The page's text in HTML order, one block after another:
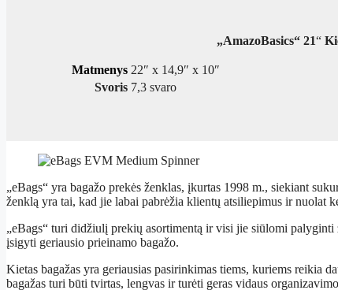
„AmazoBasics“ 21“
Matmenys 22″ x 14,9″ x 10″
Svoris 7,3 svaro
„eBags“ yra bagažo prekės ženklas, įkurtas 1998 m., siekiant
ženklą yra tai, kad jie labai pabrėžia klientų atsiliepimus ir nuolat
„eBags“ turi didžiulį prekių asortimentą ir visi jie siūlomi
įsigyti geriausio prieinamo bagažo.
Kietas bagažas yra geriausias pasirinkimas tiems, kuriems reikia
bagažas turi būti tvirtas, lengvas ir turėti geras vidaus